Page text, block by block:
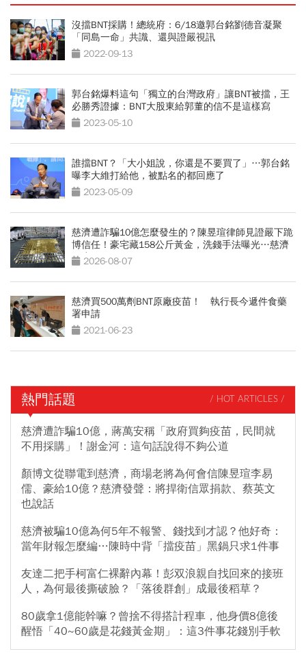
沒擋BNT採購！總統府：6/18邀郭台銘劉德音凝聚
「同島一命」共識、還與證嚴視訊
2022-09-13
郭台銘爆料這句「獨立的台灣政府」讓BNT被擋，王
必勝秀證據：BNT大股東給郭董的信不是這樣寫
2023-05-10
誰擋BNT？「大小姐說，你還是不要買了」…郭台銘
曝李大維打給他，被點名的都回應了
2023-05-09
慈濟遭詐騙10億怎麼發生的？陳昱瑄律師見證嚴下跪
博信任！豪宅藏158公斤黃金，洗錢手法曝光…慈濟
回應了
2026-08-07
慈濟買500萬劑BNT原廠疫苗！ 執行長今遞件食藥
署申請
2021-06-23
熱門話題 / HOT ARTICLES /
慈濟遭詐騙10億，蔣萬安稱「政府買夠疫苗，民間就
不用採購」！謝金河：這句話說得不夠公道
顏博文從聯電到慈濟，商場老將為何會信陳昱瑄李易
儒、豪給10億？慈濟發聲：將捍衛信眾捐款、蔡英文
也說話
慈濟被騙10億為何5年不報警、錢找到才認？他好奇：
當年財報怎麼編…陳時中背「擋疫苗」黑鍋只求1件事
友達二把手柯富仁裸辭內幕！彭双浪親自找回來的接班
人，為何最後撕破臉？「落後群創」成最後稻草？
80歲拿1億能幹嘛？曾捨不得搭計程車，他身價8億後
醒悟「40~60歲是花錢黃金期」：這3件事花錢別手軟